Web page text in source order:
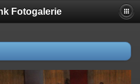
Fotogalerie